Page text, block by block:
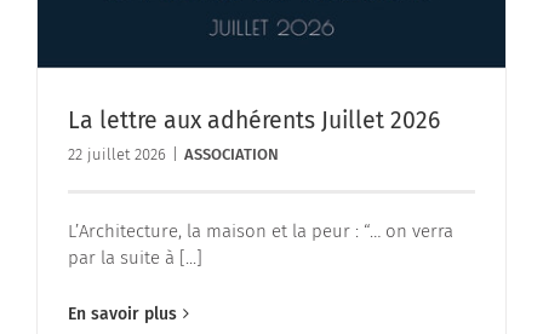
La lettre aux adhérents Juillet 2026
22 juillet 2026 ASSOCIATION
L’Architecture, la maison et la peur : “… on verra
par la suite à [...]
En savoir plus